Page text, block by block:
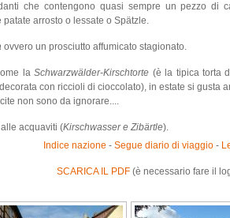
che contengono quasi sempre un pezzo di
arrosto o lessate o Spätzle.
ovvero un prosciutto affumicato stagionato.
laSchwarzwälder-Kirschtorte (è la tipica torta
con riccioli di cioccolato), in estate si gusta
non sono da ignorare....
acquaviti (Kirschwasser e Zibärtle).
Indice nazione - Segue diario di viaggio-
SCARICA IL PDF (è necessario fare il